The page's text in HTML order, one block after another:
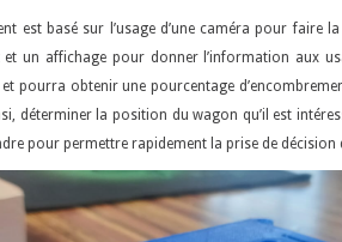
est basé sur l’usage d’une caméra pour faire
un affichage pour donner l’information aux
et pourra obtenir une pourcentage
déterminer la position du wagon qu’il est
pour permettre rapidement la prise de décision